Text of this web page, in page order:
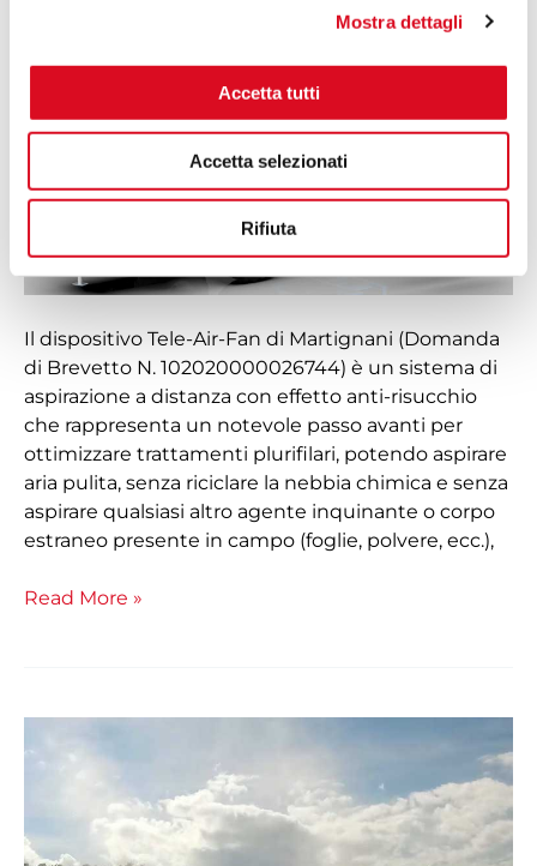
Mostra dettagli
Accetta tutti
Accetta selezionati
Rifiuta
Il dispositivo Tele-Air-Fan di Martignani (Domanda
di Brevetto N. 102020000026744) è un sistema di
aspirazione a distanza con effetto anti-risucchio
che rappresenta un notevole passo avanti per
ottimizzare trattamenti plurifilari, potendo aspirare
aria pulita, senza riciclare la nebbia chimica e senza
aspirare qualsiasi altro agente inquinante o corpo
estraneo presente in campo (foglie, polvere, ecc.),
Read More »
Sostenibili